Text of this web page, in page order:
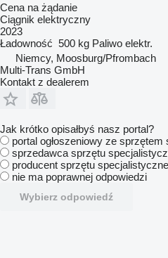
Cena na żądanie
Ciągnik elektryczny
2023
Ładowność 500 kg Paliwo elektr.
Niemcy, Moosburg/Pfrombach
Multi-Trans GmbH
Kontakt z dealerem
Jak krótko opisałbyś nasz portal?
portal ogłoszeniowy ze
sprzedawca sprzętu
producent sprzętu
nie ma poprawnej odpowiedzi
Wybierz odpowiedź